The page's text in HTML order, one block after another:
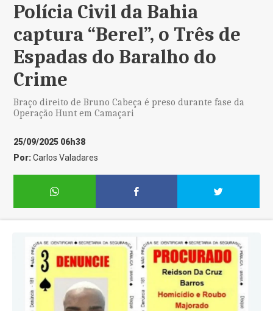
Polícia Civil da Bahia
captura “Berel”, o Três de
Espadas do Baralho do
Crime
Braço direito de Bruno Cabeça é preso durante fase da
Operação Hunt em Camaçari
25/09/2025 06h38
Por:Carlos Valadares